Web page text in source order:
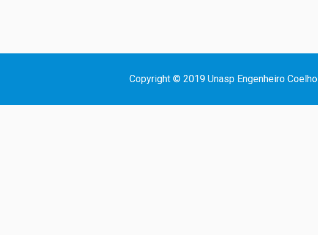
Copyright © 2019 Unasp Engenheiro Coelho